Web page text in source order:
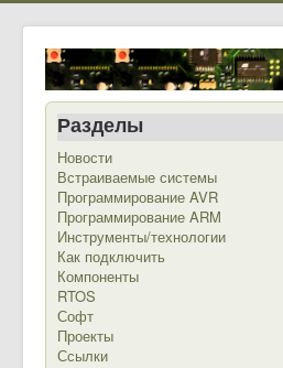
Разделы
Новости
Встраиваемые системы
Программирование AVR
Программирование ARM
Инструменты/технологии
Как подключить
Компоненты
RTOS
Софт
Проекты
Ссылки